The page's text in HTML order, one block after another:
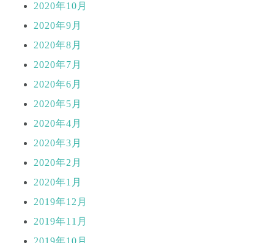
2020年10月
2020年9月
2020年8月
2020年7月
2020年6月
2020年5月
2020年4月
2020年3月
2020年2月
2020年1月
2019年12月
2019年11月